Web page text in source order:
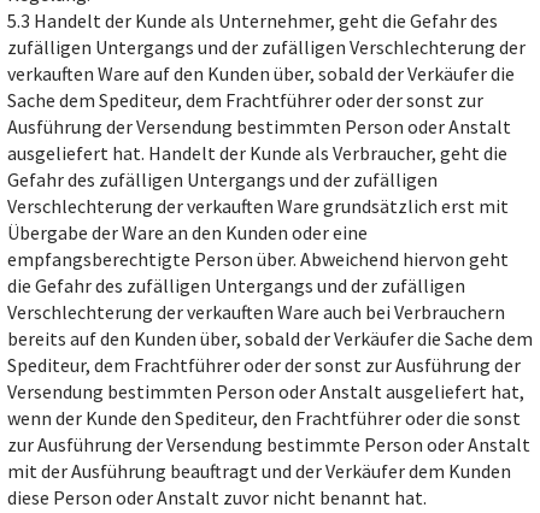
5.3 Handelt der Kunde als Unternehmer, geht die Gefahr des
zufälligen Untergangs und der zufälligen Verschlechterung der
verkauften Ware auf den Kunden über, sobald der Verkäufer die
Sache dem Spediteur, dem Frachtführer oder der sonst zur
Ausführung der Versendung bestimmten Person oder Anstalt
ausgeliefert hat. Handelt der Kunde als Verbraucher, geht die
Gefahr des zufälligen Untergangs und der zufälligen
Verschlechterung der verkauften Ware grundsätzlich erst mit
Übergabe der Ware an den Kunden oder eine
empfangsberechtigte Person über. Abweichend hiervon geht
die Gefahr des zufälligen Untergangs und der zufälligen
Verschlechterung der verkauften Ware auch bei Verbrauchern
bereits auf den Kunden über, sobald der Verkäufer die Sache dem
Spediteur, dem Frachtführer oder der sonst zur Ausführung der
Versendung bestimmten Person oder Anstalt ausgeliefert hat,
wenn der Kunde den Spediteur, den Frachtführer oder die sonst
zur Ausführung der Versendung bestimmte Person oder Anstalt
mit der Ausführung beauftragt und der Verkäufer dem Kunden
diese Person oder Anstalt zuvor nicht benannt hat.